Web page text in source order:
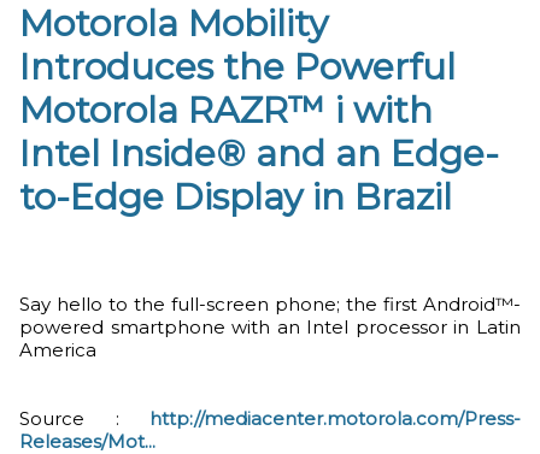
Motorola Mobility
Introduces the Powerful
Motorola RAZR™ i with
Intel Inside® and an Edge-
to-Edge Display in Brazil
Say hello to the full-screen phone; the first Android™-
powered smartphone with an Intel processor in Latin
America
Source : http://mediacenter.motorola.com/Press-
Releases/Mot...